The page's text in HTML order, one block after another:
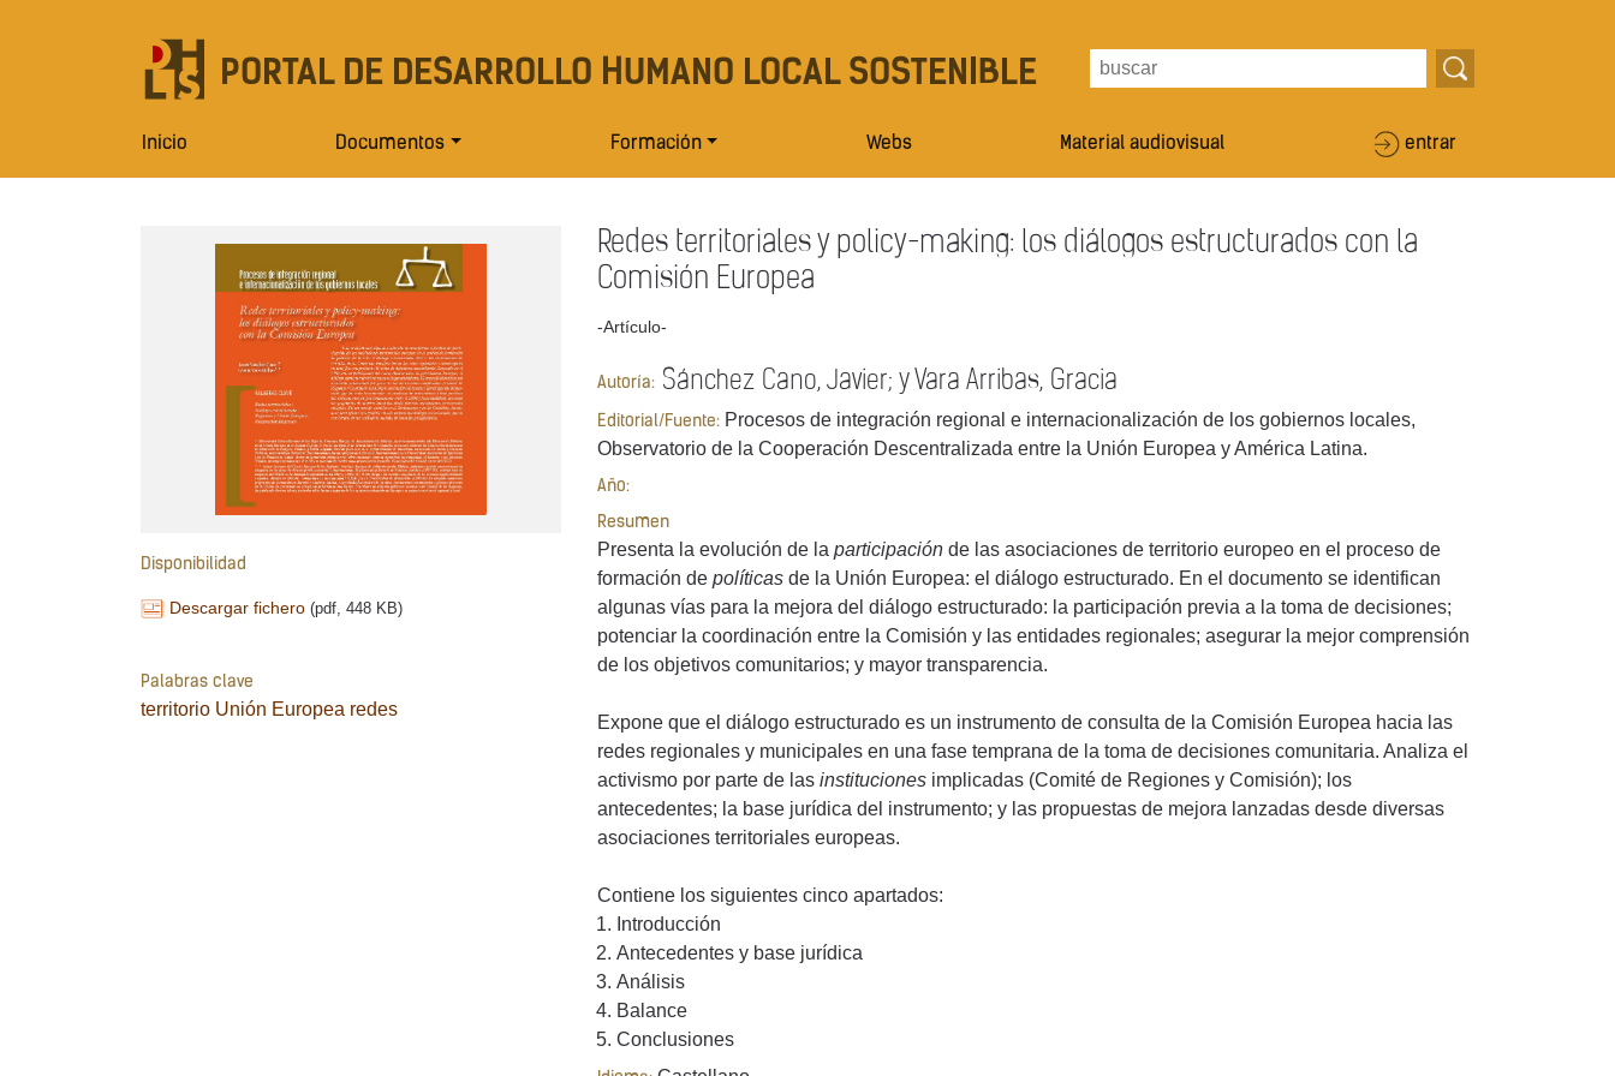
PORTAL DE DESARROLLO HUMANO LOCAL SOSTENIBLE
Inicio Documentos Formación Webs Material audiovisual entrar
Disponibilidad
Descargar fichero (pdf, 448 KB)
Palabras clave
territorio Unión Europea redes
Redes territoriales y policy-making: los diálogos estructurados con la
Comisión Europea
-Artículo-
Autoría: Sánchez Cano, Javier; y Vara Arribas, Gracia
Editorial/Fuente: Procesos de integración regional e internacionalización de los gobiernos locales,
Observatorio de la Cooperación Descentralizada entre la Unión Europea y América Latina.
Año:
Resumen
Presenta la evolución de la participación de las asociaciones de territorio europeo en el proceso de
formación de políticas de la Unión Europea: el diálogo estructurado. En el documento se identifican
algunas vías para la mejora del diálogo estructurado: la participación previa a la toma de decisiones;
potenciar la coordinación entre la Comisión y las entidades regionales; asegurar la mejor comprensión
de los objetivos comunitarios; y mayor transparencia.
Expone que el diálogo estructurado es un instrumento de consulta de la Comisión Europea hacia las
redes regionales y municipales en una fase temprana de la toma de decisiones comunitaria. Analiza el
activismo por parte de las instituciones implicadas (Comité de Regiones y Comisión); los
antecedentes; la base jurídica del instrumento; y las propuestas de mejora lanzadas desde diversas
asociaciones territoriales europeas.
Contiene los siguientes cinco apartados:
Introducción
Antecedentes y base jurídica
Análisis
Balance
Conclusiones